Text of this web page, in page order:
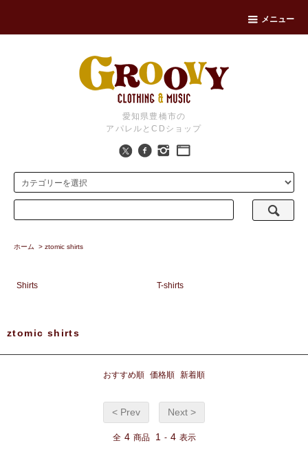
メニュー
愛知県豊橋市の
アパレルとCDショップ
ホーム > ztomic shirts
Shirts T-shirts
ztomic shirts
おすすめ順 価格順 新着順
< Prev Next >
全 4 商品 1 - 4 表示